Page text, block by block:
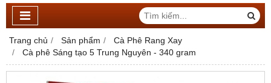
Trang chủ Sản phẩm
Cà Phê Rang Xay
Cà phê Sáng tạo 5 Trung Nguyên - 340 gram